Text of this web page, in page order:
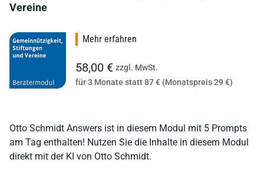
Vereine
Otto Schmidt Answers ist in diesem Modul mit 5 Prompts
am Tag enthalten! Nutzen Sie die Inhalte in diesem Modul
direkt mit der KI von Otto Schmidt.
Mehr erfahren
58,00 € zzgl. MwSt.
für 3 Monate statt 87 € (Monatspreis 29 €)